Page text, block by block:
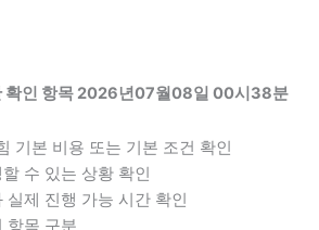
확인 항목 2026년07월08일 00시38분
기본 비용 또는 기본 조건 확인
수 있는 상황 확인
실제 진행 가능 시간 확인
항목 구분